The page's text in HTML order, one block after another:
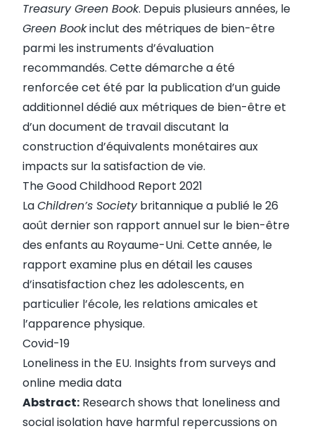
Treasury Green Book. Depuis plusieurs années, le
Green Bookinclut des métriques de bien-être
parmi les instruments d’évaluation
recommandés. Cette démarche a été
renforcée cet été par la publication d’unguide
additionneldédié aux métriques de bien-être et
d’undocument de travaildiscutant la
construction d’équivalents monétaires aux
impacts sur la satisfaction de vie.
The Good Childhood Report 2021
LaChildren’s Societybritannique a publié le 26
août dernier son rapport annuelsur le bien-être
des enfants au Royaume-Uni. Cette année, le
rapport examine plus en détail les causes
d’insatisfaction chez les adolescents, en
particulier l’école, les relations amicales et
l’apparence physique.
Covid-19
Loneliness in the EU. Insights from surveys and
online media data
Abstract: Research shows that loneliness and
social isolation have harmful repercussions on